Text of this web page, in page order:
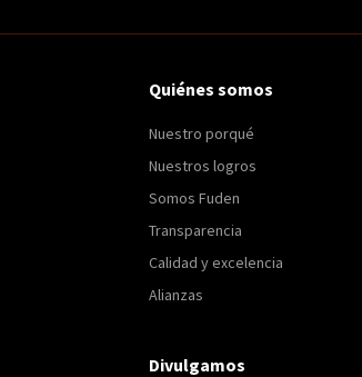
Quiénes somos
Nuestro porqué
Nuestros logros
Somos Fuden
Transparencia
Calidad y excelencia
Alianzas
Divulgamos